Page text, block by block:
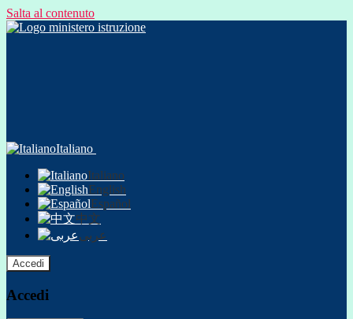
Salta al contenuto
Italiano
Italiano
English
Español
中文
عربى
Accedi
Accedi